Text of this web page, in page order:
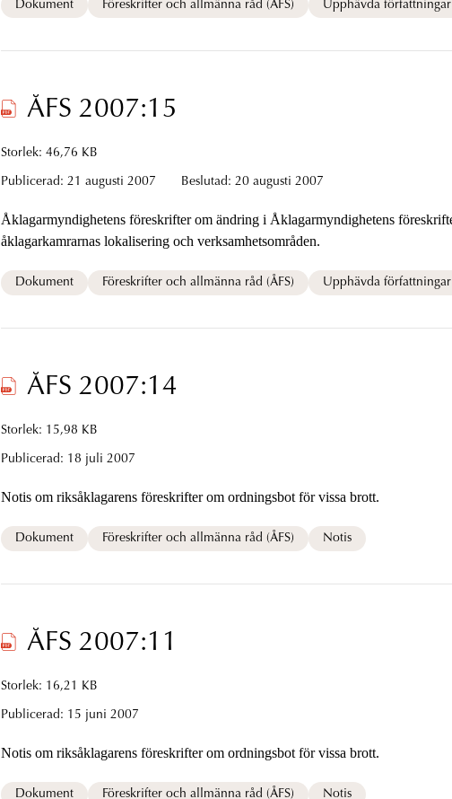
Dokument Föreskrifter och allmänna råd (ÅFS) Upphävda författningar
ÅFS 2007:15
Storlek: 46,76 KB
Publicerad: 21 augusti 2007 Beslutad: 20 augusti 2007
Åklagarmyndighetens föreskrifter om ändring i Åklagarmyndighetens föreskrifter (ÅFS 2005:5) om
åklagarkamrarnas lokalisering och verksamhetsområden.
Dokument Föreskrifter och allmänna råd (ÅFS) Upphävda författningar
ÅFS 2007:14
Storlek: 15,98 KB
Publicerad: 18 juli 2007
Notis om riksåklagarens föreskrifter om ordningsbot för vissa brott.
Dokument Föreskrifter och allmänna råd (ÅFS) Notis
ÅFS 2007:11
Storlek: 16,21 KB
Publicerad: 15 juni 2007
Notis om riksåklagarens föreskrifter om ordningsbot för vissa brott.
Dokument Föreskrifter och allmänna råd (ÅFS) Notis